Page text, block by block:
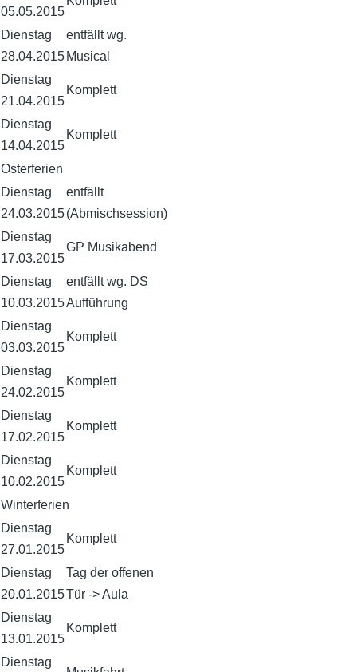
05.05.2015
Dienstag
28.04.2015
entfällt wg.
Musical
Dienstag
21.04.2015
Komplett
Dienstag
14.04.2015
Komplett
Osterferien
Dienstag
24.03.2015
entfällt
(Abmischsession)
Dienstag
17.03.2015
GP Musikabend
Dienstag
10.03.2015
entfällt wg. DS
Aufführung
Dienstag
03.03.2015
Komplett
Dienstag
24.02.2015
Komplett
Dienstag
17.02.2015
Komplett
Dienstag
10.02.2015
Komplett
Winterferien
Dienstag
27.01.2015
Komplett
Dienstag
20.01.2015
Tag der offenen
Tür -> Aula
Dienstag
13.01.2015
Komplett
Dienstag